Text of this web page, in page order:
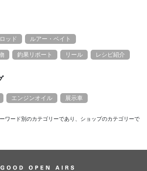
ッド ルアー・ベイト
釣果リポート リール レシピ紹介
エンジンオイル 展示車
ワード別のカテゴリーであり、ショップのカテゴリーで